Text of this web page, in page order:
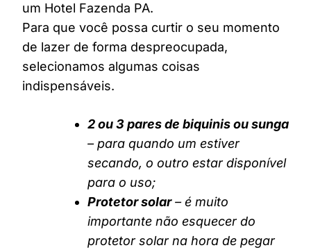
um Hotel Fazenda PA.
Para que você possa curtir o seu momento
de lazer de forma despreocupada,
selecionamos algumas coisas
indispensáveis.
2 ou 3 pares de biquinis ou sunga
– para quando um estiver
secando, o outro estar disponível
para o uso;
Protetor solar– é muito
importante não esquecer do
protetor solar na hora de pegar